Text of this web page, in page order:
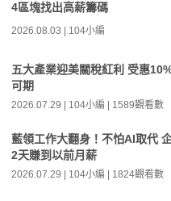
4區塊找出高薪籌碼
2026.08.03 | 104小編
五大產業迎美關稅紅利 受惠
可期
2026.07.29 | 104小編 | 1589觀看數
藍領工作大翻身！不怕AI取代
2天賺到以前月薪
2026.07.29 | 104小編 | 1824觀看數